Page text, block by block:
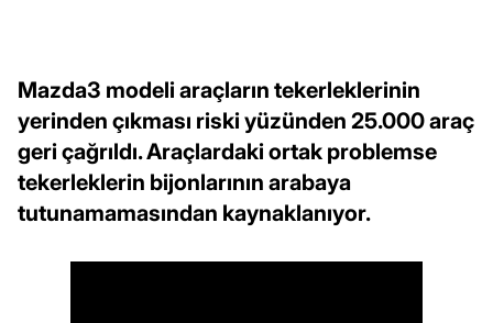
Mazda3 modeli araçların tekerleklerinin
yerinden çıkması riski yüzünden 25.000 araç
geri çağrıldı. Araçlardaki ortak problemse
tekerleklerin bijonlarının arabaya
tutunamamasından kaynaklanıyor.